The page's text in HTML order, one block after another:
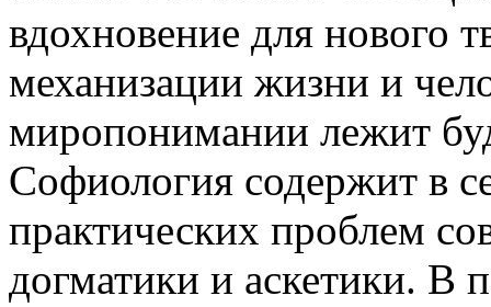
вдохновение для нового
механизации жизни и
миропонимании лежит
Софиология содержит в
практических проблем
догматики и аскетики. В